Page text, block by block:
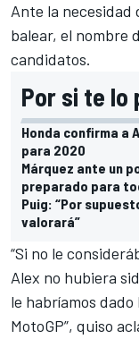
Ante la necesidad
balear, el nombre
candidatos.
Por si te lo
Honda confirma a
para 2020
Márquez ante un
preparado para
Puig: “Por
valorará”
“Si no le
Alex no hubiera
le habríamos
MotoGP”, quiso